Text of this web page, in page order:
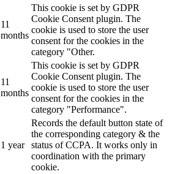
11
months
This cookie is set by GDPR
Cookie Consent plugin. The
cookie is used to store the user
consent for the cookies in the
category "Other.
11
months
This cookie is set by GDPR
Cookie Consent plugin. The
cookie is used to store the user
consent for the cookies in the
category "Performance".
1 year
Records the default button state of
the corresponding category & the
status of CCPA. It works only in
coordination with the primary
cookie.